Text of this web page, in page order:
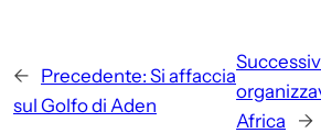
← Precedente: Si affaccia
sul Golfo di Aden
Africa
→